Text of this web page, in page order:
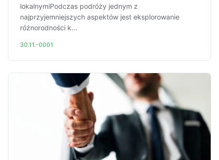
lokalnymiPodczas podróży jednym z
najprzyjemniejszych aspektów jest eksplorowanie
różnorodności k...
30.11.-0001